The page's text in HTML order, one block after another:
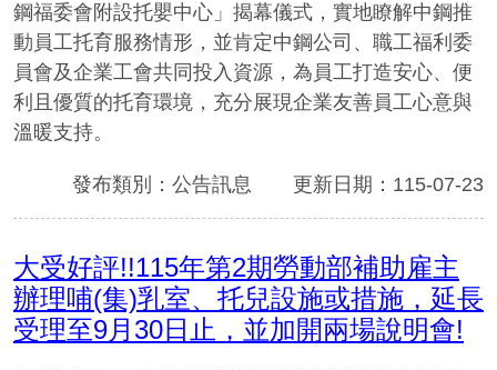
鋼福委會附設托嬰中心」揭幕儀式，實地瞭解中鋼推
動員工托育服務情形，並肯定中鋼公司、職工福利委
員會及企業工會共同投入資源，為員工打造安心、便
利且優質的托育環境，充分展現企業友善員工心意與
溫暖支持。
發布類別：公告訊息 更新日期：115-07-23
大受好評!!115年第2期勞動部補助雇主
辦理哺(集)乳室、托兒設施或措施，延長
受理至9月30日止，並加開兩場說明會!